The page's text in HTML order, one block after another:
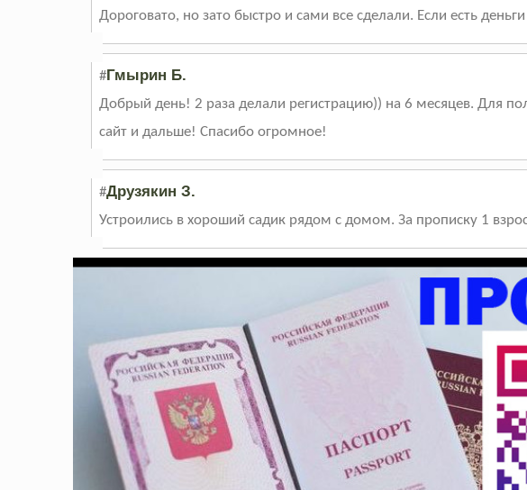
Дороговато, но зато быстро и сами все сделали. Если есть
#Гмырин Б.
Добрый день! 2 раза делали регистрацию)) на 6 месяцев. Для
сайт и дальше! Спасибо огромное!
#Друзякин З.
Устроились в хороший садик рядом с домом. За прописку 1